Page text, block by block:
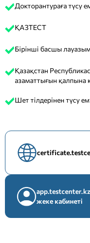
Докторантураға түсу
ҚАЗТЕСТ
Бірінші басшы
Қазақстан
азаматтығын қалпына
Шет тілдерінен түсу
жеке кабинеті